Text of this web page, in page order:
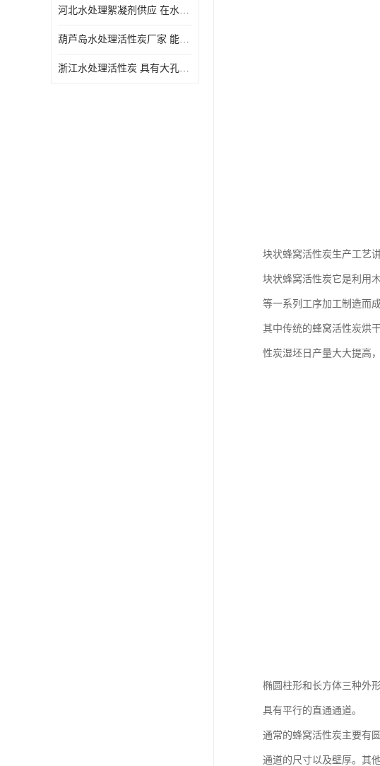
河北水处理絮凝剂供应 在水中的稳定性较好 用量相对较少
葫芦岛水处理活性炭厂家 能够吸附大分子有机物 可再生能力较强
浙江水处理活性炭 具有大孔结构 具有较高的吸附能力
块状蜂窝活性炭生产工艺
块状蜂窝活性炭它是利用
等一系列工序加工制造而成
其中传统的蜂窝活性炭烘
性炭湿坯日产量大大提高
椭圆柱形和长方体三种外
具有平行的直通通道。
通常的蜂窝活性炭主要有
通道的尺寸以及壁厚。其